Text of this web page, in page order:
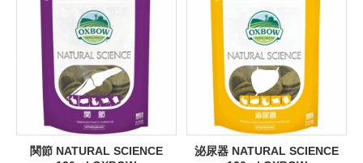
関節 NATURAL SCIENCE
泌尿器 NATURAL SCIENCE